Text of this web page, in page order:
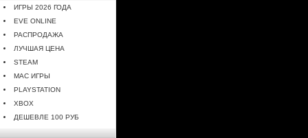
ИГРЫ 2026 ГОДА
EVE ONLINE
РАСПРОДАЖА
ЛУЧШАЯ ЦЕНА
STEAM
MAC ИГРЫ
PLAYSTATION
XBOX
ДЕШЕВЛЕ 100 РУБ